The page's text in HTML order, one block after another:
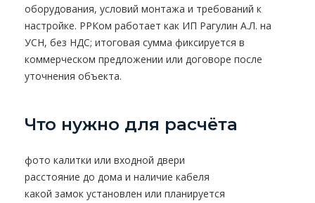
оборудования, условий монтажа и требований к
настройке. РРКом работает как ИП Рагулин А.Л. на
УСН, без НДС; итоговая сумма фиксируется в
коммерческом предложении или договоре после
уточнения объекта.
Что нужно для расчёта
фото калитки или входной двери
расстояние до дома и наличие кабеля
какой замок установлен или планируется